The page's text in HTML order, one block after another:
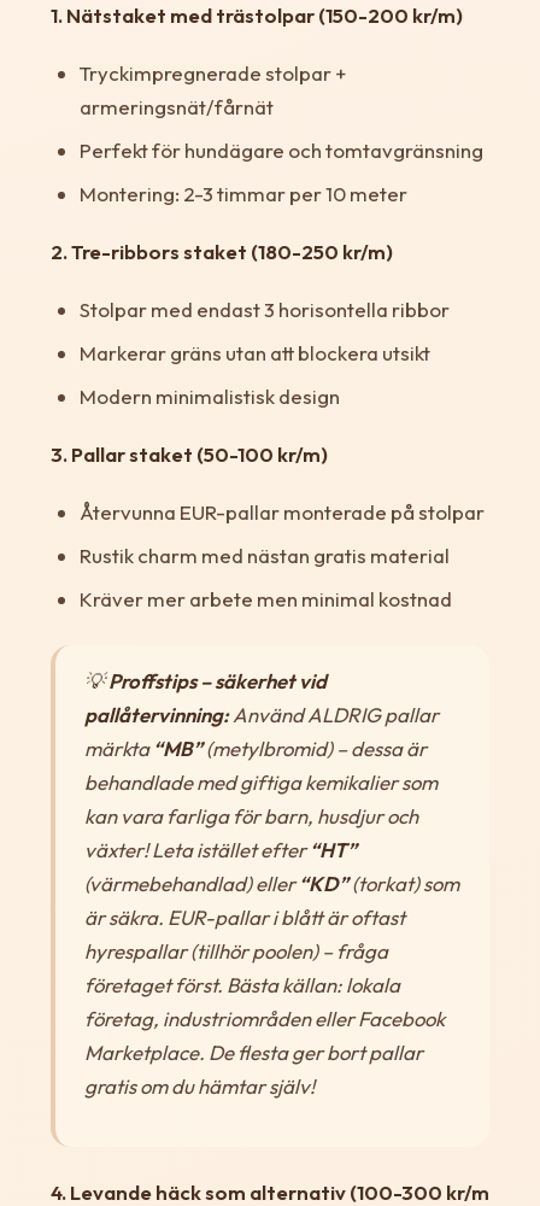
1. Nätstaket med trästolpar (150-200 kr/m)
Tryckimpregnerade stolpar +
armeringsnät/fårnät
Perfekt för hundägare och tomtavgränsning
Montering: 2-3 timmar per 10 meter
2. Tre-ribbors staket (180-250 kr/m)
Stolpar med endast 3 horisontella ribbor
Markerar gräns utan att blockera utsikt
Modern minimalistisk design
3. Pallar staket (50-100 kr/m)
Återvunna EUR-pallar monterade på stolpar
Rustik charm med nästan gratis material
Kräver mer arbete men minimal kostnad
💡Proffstips – säkerhet vid
pallåtervinning:Använd ALDRIG pallar
märkta“MB”(metylbromid) – dessa är
behandlade med giftiga kemikalier som
kan vara farliga för barn, husdjur och
växter! Leta istället efter“HT”
(värmebehandlad) eller“KD”(torkat) som
är säkra. EUR-pallar i blått är oftast
hyrespallar (tillhör poolen) – fråga
företaget först. Bästa källan: lokala
företag, industriområden eller Facebook
Marketplace. De flesta ger bort pallar
gratis om du hämtar själv!
4. Levande häck som alternativ (100-300 kr/m